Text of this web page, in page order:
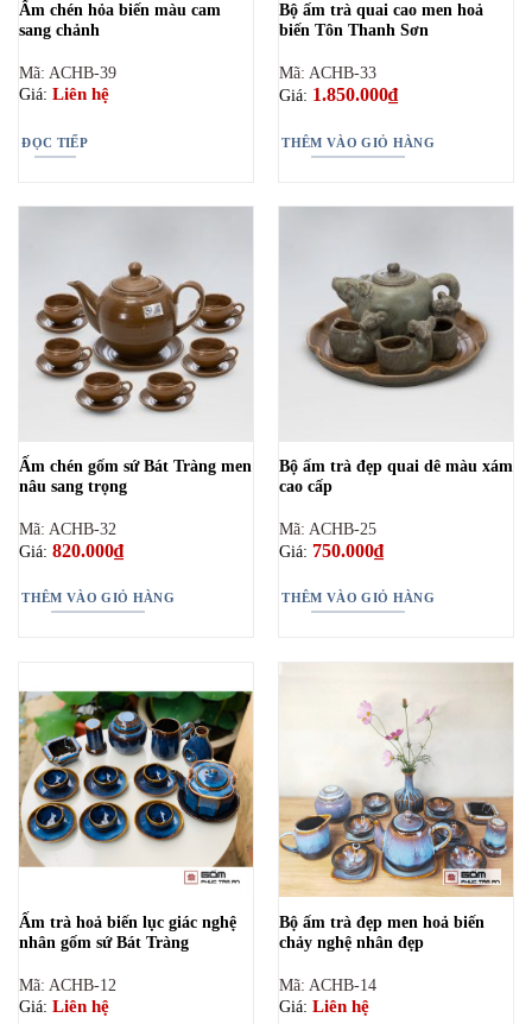
Ấm chén hỏa biến màu cam
sang chảnh
Mã: ACHB-39
Giá: Liên hệ
ĐỌC TIẾP
Bộ ấm trà quai cao men hoả
biến Tôn Thanh Sơn
Mã: ACHB-33
Giá: 1.850.000₫
THÊM VÀO GIỎ HÀNG
Ấm chén gốm sứ Bát Tràng men
nâu sang trọng
Mã: ACHB-32
Giá: 820.000₫
THÊM VÀO GIỎ HÀNG
Bộ ấm trà đẹp quai dê màu xám
cao cấp
Mã: ACHB-25
Giá: 750.000₫
THÊM VÀO GIỎ HÀNG
Ấm trà hoả biến lục giác nghệ
nhân gốm sứ Bát Tràng
Mã: ACHB-12
Giá: Liên hệ
Bộ ấm trà đẹp men hoả biến
chảy nghệ nhân đẹp
Mã: ACHB-14
Giá: Liên hệ